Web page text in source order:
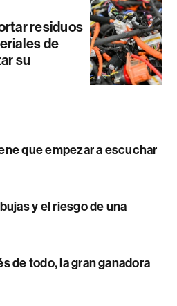
residuos
de
su
que empezar a escuchar
y el riesgo de una
de todo, la gran ganadora